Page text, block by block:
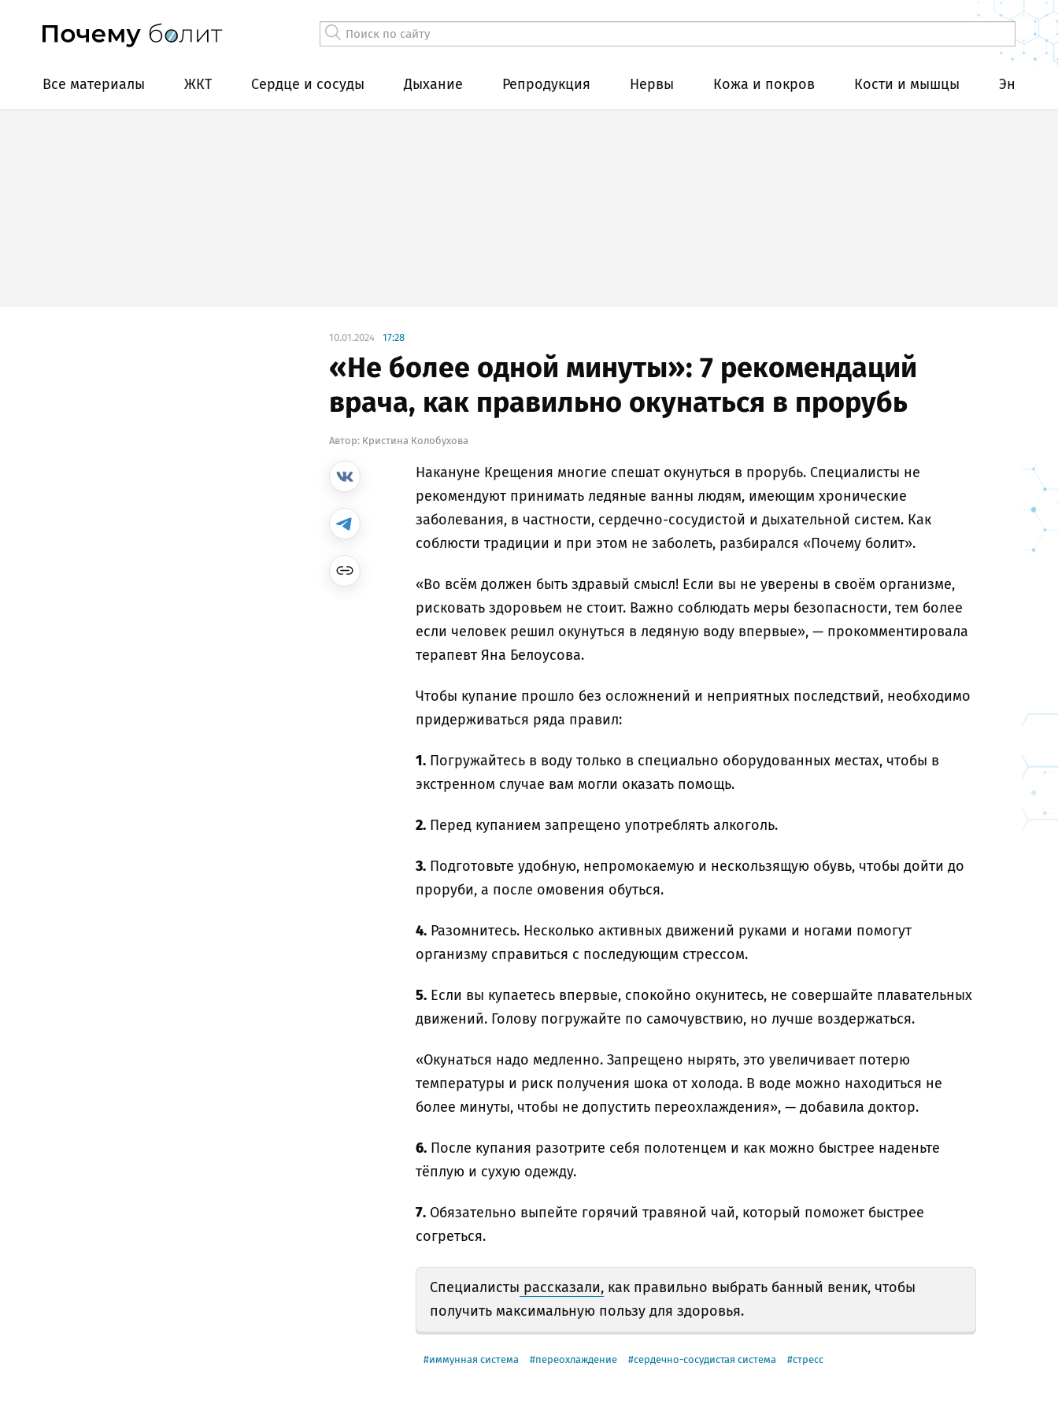
Все материалы ЖКТ Сердце и сосуды Дыхание Репродукция Нервы Кожа и покров Кости и мышцы
10.01.2024 17:28
«Не более одной минуты»: 7 рекомендаций
врача, как правильно окунаться в прорубь
Автор: Кристина Колобухова
Накануне Крещения многие спешат окунуться в прорубь. Специалисты не
рекомендуют принимать ледяные ванны людям, имеющим хронические
заболевания, в частности, сердечно-сосудистой и дыхательной систем. Как
соблюсти традиции и при этом не заболеть, разбирался «Почему болит».
«Во всём должен быть здравый смысл! Если вы не уверены в своём организме,
рисковать здоровьем не стоит. Важно соблюдать меры безопасности, тем более
если человек решил окунуться в ледяную воду впервые», — прокомментировала
терапевт Яна Белоусова.
Чтобы купание прошло без осложнений и неприятных последствий, необходимо
придерживаться ряда правил:
1. Погружайтесь в воду только в специально оборудованных местах, чтобы в
экстренном случае вам могли оказать помощь.
2. Перед купанием запрещено употреблять алкоголь.
3. Подготовьте удобную, непромокаемую и нескользящую обувь, чтобы дойти до
проруби, а после омовения обуться.
4. Разомнитесь. Несколько активных движений руками и ногами помогут
организму справиться с последующим стрессом.
5. Если вы купаетесь впервые, спокойно окунитесь, не совершайте плавательных
движений. Голову погружайте по самочувствию, но лучше воздержаться.
«Окунаться надо медленно. Запрещено нырять, это увеличивает потерю
температуры и риск получения шока от холода. В воде можно находиться не
более минуты, чтобы не допустить переохлаждения», — добавила доктор.
6. После купания разотрите себя полотенцем и как можно быстрее наденьте
тёплую и сухую одежду.
7. Обязательно выпейте горячий травяной чай, который поможет быстрее
согреться.
Специалисты рассказали, как правильно выбрать банный веник, чтобы
получить максимальную пользу для здоровья.
иммунная система переохлаждение сердечно-сосудистая система стресс